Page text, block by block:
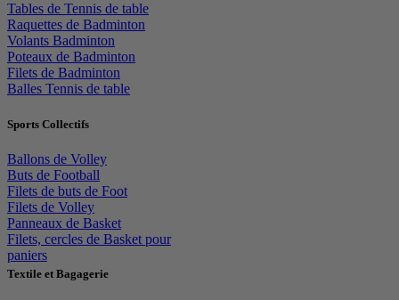
Tables de Tennis de table
Raquettes de Badminton
Volants Badminton
Poteaux de Badminton
Filets de Badminton
Balles Tennis de table
Sports Collectifs
Ballons de Volley
Buts de Football
Filets de buts de Foot
Filets de Volley
Panneaux de Basket
Filets, cercles de Basket pour
paniers
Textile et Bagagerie